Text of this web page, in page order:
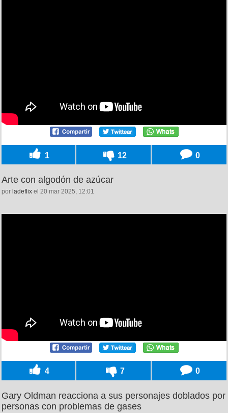
1 12 0
Arte con algodón de azúcar
por ladeflix el 20 mar 2025, 12:01
4 7 0
Gary Oldman reacciona a sus personajes doblados por
personas con problemas de gases